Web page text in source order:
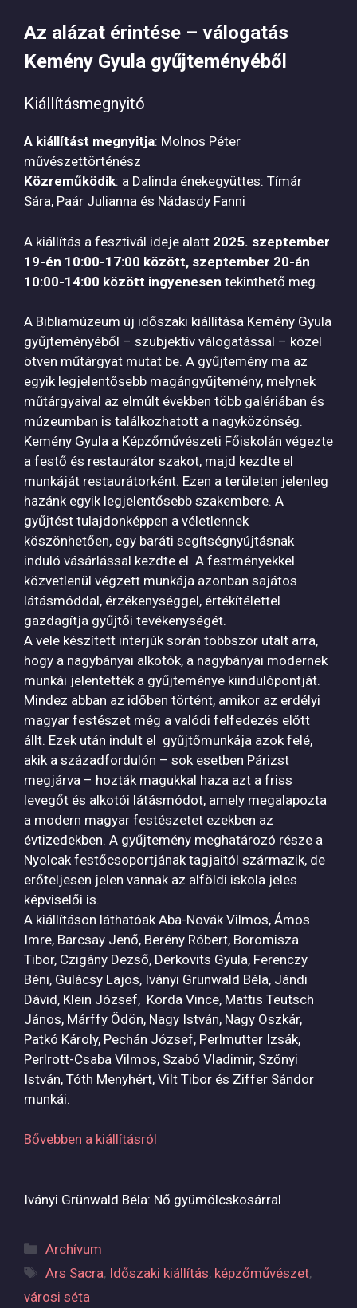
Az alázat érintése – válogatás
Kemény Gyula gyűjteményéből
Kiállításmegnyitó
A kiállítást megnyitja: Molnos Péter
művészettörténész
Közreműködik: a Dalinda énekegyüttes: Tímár
Sára, Paár Julianna és Nádasdy Fanni
A kiállítás a fesztivál ideje alatt 2025. szeptember
19-én 10:00-17:00 között, szeptember 20-án
10:00-14:00 között ingyenesen tekinthető meg.
A Bibliamúzeum új időszaki kiállítása Kemény Gyula
gyűjteményéből – szubjektív válogatással – közel
ötven műtárgyat mutat be. A gyűjtemény ma az
egyik legjelentősebb magángyűjtemény, melynek
műtárgyaival az elmúlt években több galériában és
múzeumban is találkozhatott a nagyközönség.
Kemény Gyula a Képzőművészeti Főiskolán végezte
a festő és restaurátor szakot, majd kezdte el
munkáját restaurátorként. Ezen a területen jelenleg
hazánk egyik legjelentősebb szakembere. A
gyűjtést tulajdonképpen a véletlennek
köszönhetően, egy baráti segítségnyújtásnak
induló vásárlással kezdte el. A festményekkel
közvetlenül végzett munkája azonban sajátos
látásmóddal, érzékenységgel, értékítélettel
gazdagítja gyűjtői tevékenységét.
A vele készített interjúk során többször utalt arra,
hogy a nagybányai alkotók, a nagybányai modernek
munkái jelentették a gyűjteménye kiindulópontját.
Mindez abban az időben történt, amikor az erdélyi
magyar festészet még a valódi felfedezés előtt
állt. Ezek után indult el gyűjtőmunkája azok felé,
akik a századfordulón – sok esetben Párizst
megjárva – hozták magukkal haza azt a friss
levegőt és alkotói látásmódot, amely megalapozta
a modern magyar festészetet ezekben az
évtizedekben. A gyűjtemény meghatározó része a
Nyolcak festőcsoportjának tagjaitól származik, de
erőteljesen jelen vannak az alföldi iskola jeles
képviselői is.
A kiállításon láthatóak Aba-Novák Vilmos, Ámos
Imre, Barcsay Jenő, Berény Róbert, Boromisza
Tibor, Czigány Dezső, Derkovits Gyula, Ferenczy
Béni, Gulácsy Lajos, Iványi Grünwald Béla, Jándi
Dávid, Klein József, Korda Vince, Mattis Teutsch
János, Márffy Ödön, Nagy István, Nagy Oszkár,
Patkó Károly, Pechán József, Perlmutter Izsák,
Perlrott-Csaba Vilmos, Szabó Vladimir, Szőnyi
István, Tóth Menyhért, Vilt Tibor és Ziffer Sándor
munkái.
Bővebben a kiállításról
Iványi Grünwald Béla: Nő gyümölcskosárral
Categories
Archívum
Tags
Ars Sacra, Időszaki kiállítás, képzőművészet,
városi séta